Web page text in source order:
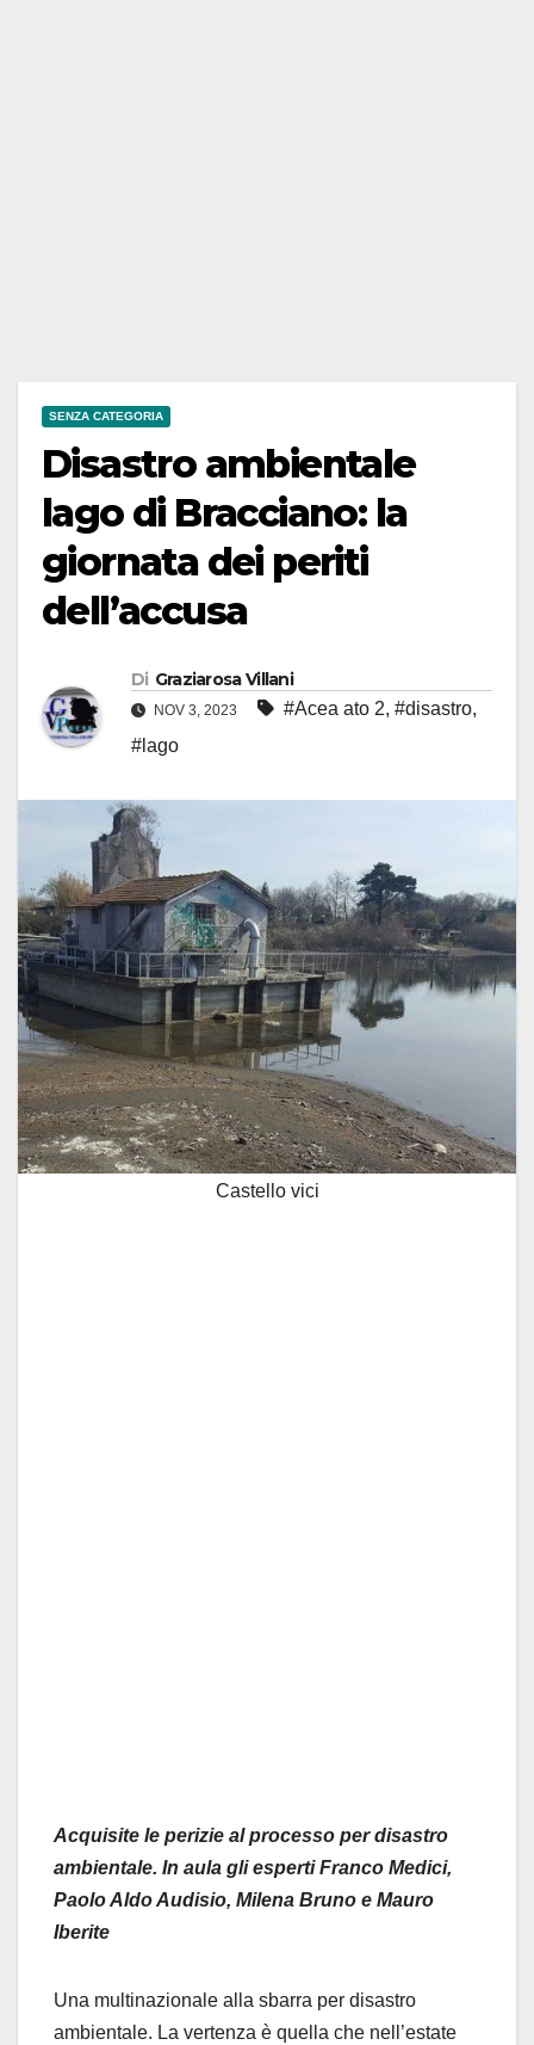
SENZA CATEGORIA
Disastro ambientale
lago di Bracciano: la
giornata dei periti
dell’accusa
Di Graziarosa Villani
NOV 3, 2023 #Acea ato 2, #disastro,
#lago
Castello vici
Acquisite le perizie al processo per disastro
ambientale. In aula gli esperti Franco Medici,
Paolo Aldo Audisio, Milena Bruno e Mauro
Iberite
Una multinazionale alla sbarra per disastro
ambientale. La vertenza è quella che nell’estate